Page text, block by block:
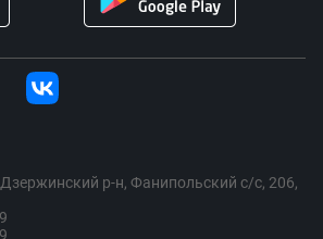
р-н, Фанипольский с/с, 206,